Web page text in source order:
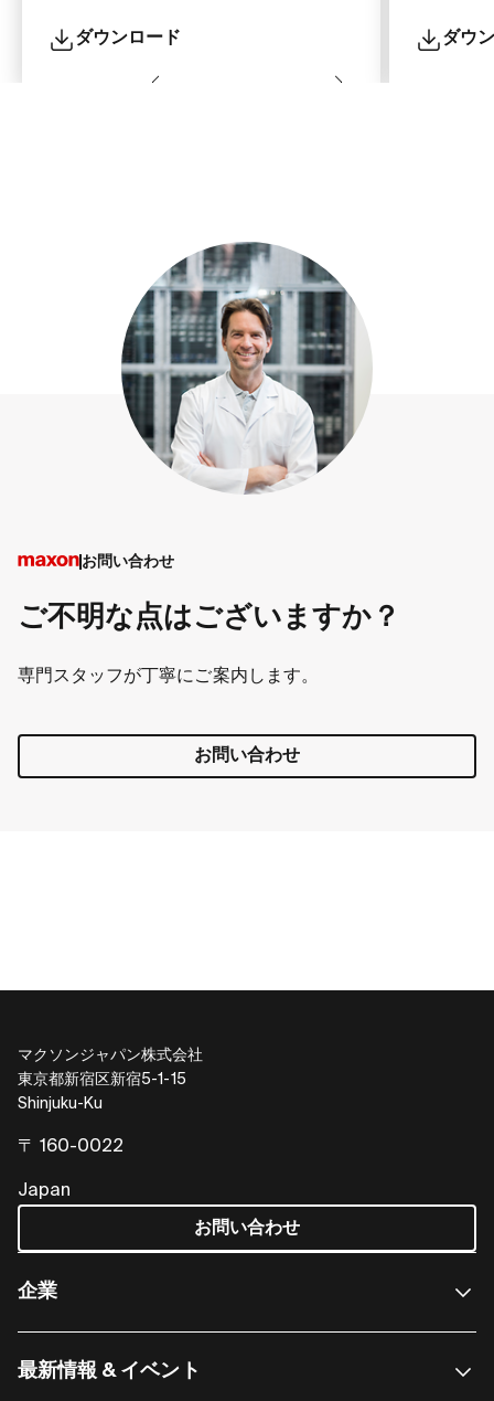
ダウンロード ダウ
お問い合わせ
ご不明な点はございますか？
専門スタッフが丁寧にご案内します。
お問い合わせ
マクソンジャパン株式会社
東京都新宿区新宿5-1-15
Shinjuku-Ku
〒 160-0022
Japan
お問い合わせ
企業
最新情報 & イベント